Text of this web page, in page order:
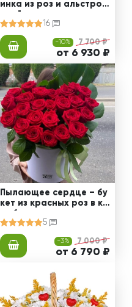
инка из роз и альстром
16
-10% 7 700 ₽
от 6 930 ₽
Пылающее сердце – бу
кет из красных роз в ко
5
-3% 7 000 ₽
от 6 790 ₽